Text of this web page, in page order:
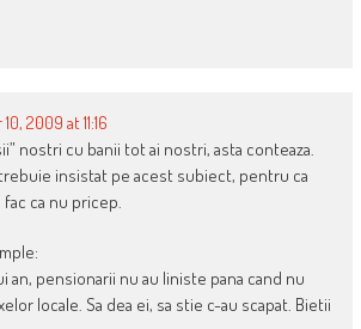
2009 at 11:16
nostri cu banii tot ai nostri, asta conteaza.
insistat pe acest subiect, pentru ca
ca nu pricep.
an, pensionarii nu au liniste pana cand nu
locale. Sa dea ei, sa stie c-au scapat. Bietii